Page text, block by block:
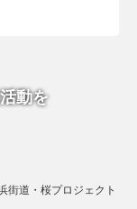
動を
街道・桜プロジェクト